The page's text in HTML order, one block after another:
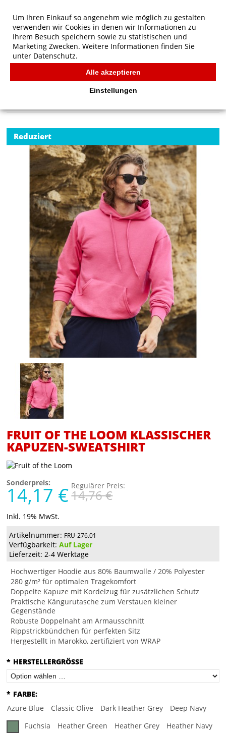
Fruit of the Loom Klassischer Kapuzen-Sweatshirt
FRUIT OF THE LOOM
Reduziert
FRUIT OF THE LOOM KLASSISCHER
KAPUZEN-SWEATSHIRT
Sonderpreis:
14,17 € Regulärer Preis:
14,76 €
Inkl. 19% MwSt.
Artikelnummer: FRU-276.01
Verfügbarkeit:Auf Lager
Lieferzeit: 2-4 Werktage
Hochwertiger Hoodie aus 80% Baumwolle / 20% Polyester
280 g/m² für optimalen Tragekomfort
Doppelte Kapuze mit Kordelzug für zusätzlichen Schutz
Praktische Kängurutasche zum Verstauen kleiner
Gegenstände
Robuste Doppelnaht am Armausschnitt
Rippstrickbündchen für perfekten Sitz
Hergestellt in Marokko, zertifiziert von WRAP
* HERSTELLERGRÖSSE
* FARBE:
Azure Blue
Classic Olive Dark Heather Grey
Deep Navy
Fuchsia
Heather Green Heather Grey
Heather Navy
Um Ihren Einkauf so angenehm wie möglich zu gestalten
verwenden wir Cookies in denen wir Informationen zu
Ihrem Besuch speichern sowie zu statistischen und
Marketing Zwecken. Weitere Informationen finden Sie
unter Datenschutz.
Alle akzeptieren
Einstellungen